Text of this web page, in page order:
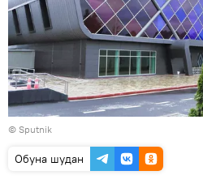
© Sputnik
Обуна шудан